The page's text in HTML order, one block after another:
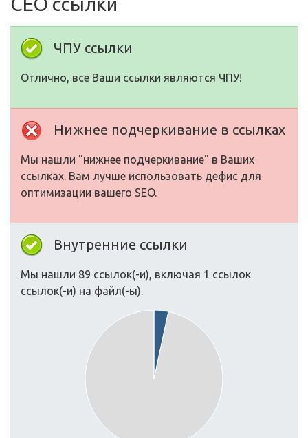
ЧПУ ссылки
Отлично, все Ваши ссылки являются ЧПУ!
Нижнее подчеркивание в ссылках
Мы нашли "нижнее подчеркивание" в Ваших
ссылках. Вам лучше использовать дефис для
оптимизации вашего SEO.
Внутренние ссылки
Мы нашли 89 ссылок(-и), включая 1 ссылок
ссылок(-и) на файл(-ы).